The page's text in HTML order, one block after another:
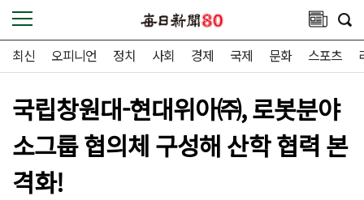
최신 오피니언 정치 사회 경제 국제 문화 스포츠
국립창원대-현대위아㈜, 로봇분야
소그룹 협의체 구성해 산학 협력 본
격화!